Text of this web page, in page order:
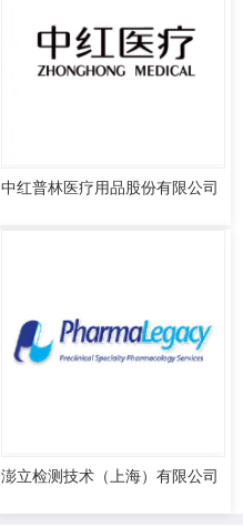
中红普林医疗用品股份有限公司
澎立检测技术（上海）有限公司